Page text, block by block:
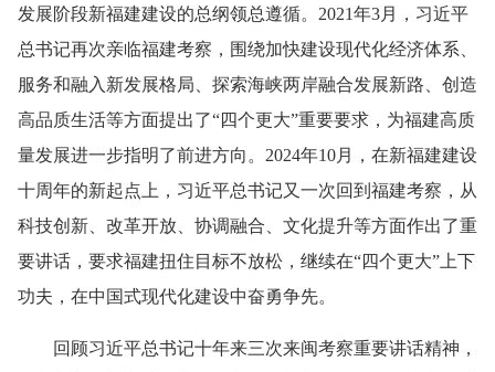
发展阶段新福建建设的总纲领总遵循。2021年3月，习近平
总书记再次亲临福建考察，围绕加快建设现代化经济体系、
服务和融入新发展格局、探索海峡两岸融合发展新路、创造
高品质生活等方面提出了“四个更大”重要要求，为福建高质
量发展进一步指明了前进方向。2024年10月，在新福建建设
十周年的新起点上，习近平总书记又一次回到福建考察，从
科技创新、改革开放、协调融合、文化提升等方面作出了重
要讲话，要求福建扭住目标不放松，继续在“四个更大”上下
功夫，在中国式现代化建设中奋勇争先。
回顾习近平总书记十年来三次来闽考察重要讲话精神，